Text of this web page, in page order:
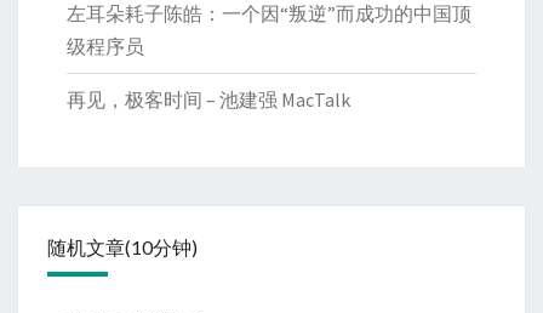
左耳朵耗子陈皓：一个因“叛逆”而成功的中国顶
级程序员
再见，极客时间 – 池建强 MacTalk
随机文章(10分钟)